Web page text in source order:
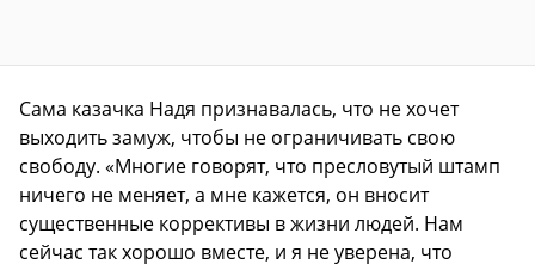
Сама казачка Надя признавалась, что не хочет
выходить замуж, чтобы не ограничивать свою
свободу. «Многие говорят, что пресловутый штамп
ничего не меняет, а мне кажется, он вносит
существенные коррективы в жизни людей. Нам
сейчас так хорошо вместе, и я не уверена, что